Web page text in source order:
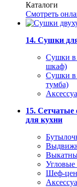
Каталоги
Смотреть
14. Сушки
Сушки в
шкаф)
Сушки в
тумба)
15.
для кухни
Шеф-